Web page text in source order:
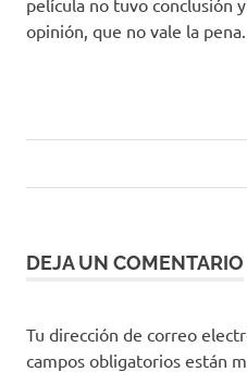
opinión, que no vale la pena.
entradas
DEJA UN COMENTARIO
Tu dirección de correo
campos obligatorios están